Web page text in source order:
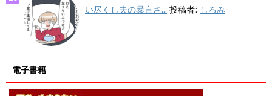
い尽くし夫の暴言さ... 投稿者: しろみ
電子書籍